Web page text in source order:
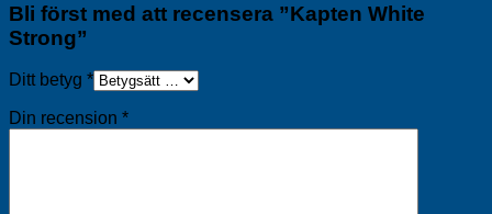
Bli först med att recensera ”Kapten White
Strong”
Ditt betyg *
Din recension *